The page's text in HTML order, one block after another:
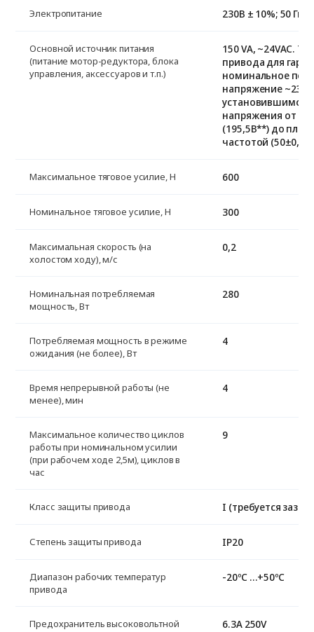
Электропитание 230B ± 10%; 50 Гц
Основной источник питания
(питание мотор-редуктора, блока
управления, аксессуаров и т.п.)
150 VA, ~24VAC.
привода для
номинальное
напряжение ~230
установившимся
напряжения от
(195,5В**) до плюс
частотой (50±0,4)
Максимальное тяговое усилие, Н 600
Номинальное тяговое усилие, Н 300
Максимальная скорость (на
холостом ходу), м/с
0,2
Номинальная потребляемая
мощность, Вт
280
Потребляемая мощность в режиме
ожидания (не более), Вт
4
Время непрерывной работы (не
менее), мин
4
Максимальное количество циклов
работы при номинальном усилии
(при рабочем ходе 2,5м), циклов в
час
9
Класс защиты привода I (требуется
Степень защиты привода IP20
Диапазон рабочих температур
привода
-20ºС …+50ºС
Предохранитель высоковольтной
6.3A 250V